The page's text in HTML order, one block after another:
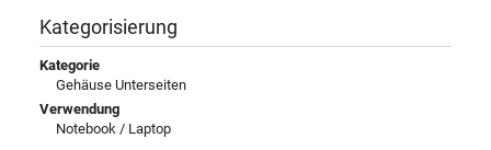
Kategorisierung
Kategorie
Gehäuse Unterseiten
Verwendung
Notebook / Laptop